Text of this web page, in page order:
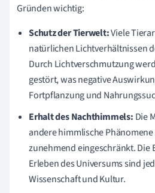
Gründen wichtig:
Schutz der Tierwelt:Viele
natürlichen Lichtverhältnissen
Durch Lichtverschmutzung
gestört, was negative
Fortpflanzung und
Erhalt des Nachthimmels: Die
andere himmlische
zunehmend eingeschränkt. Die
Erleben des Universums sind
Wissenschaft und Kultur.